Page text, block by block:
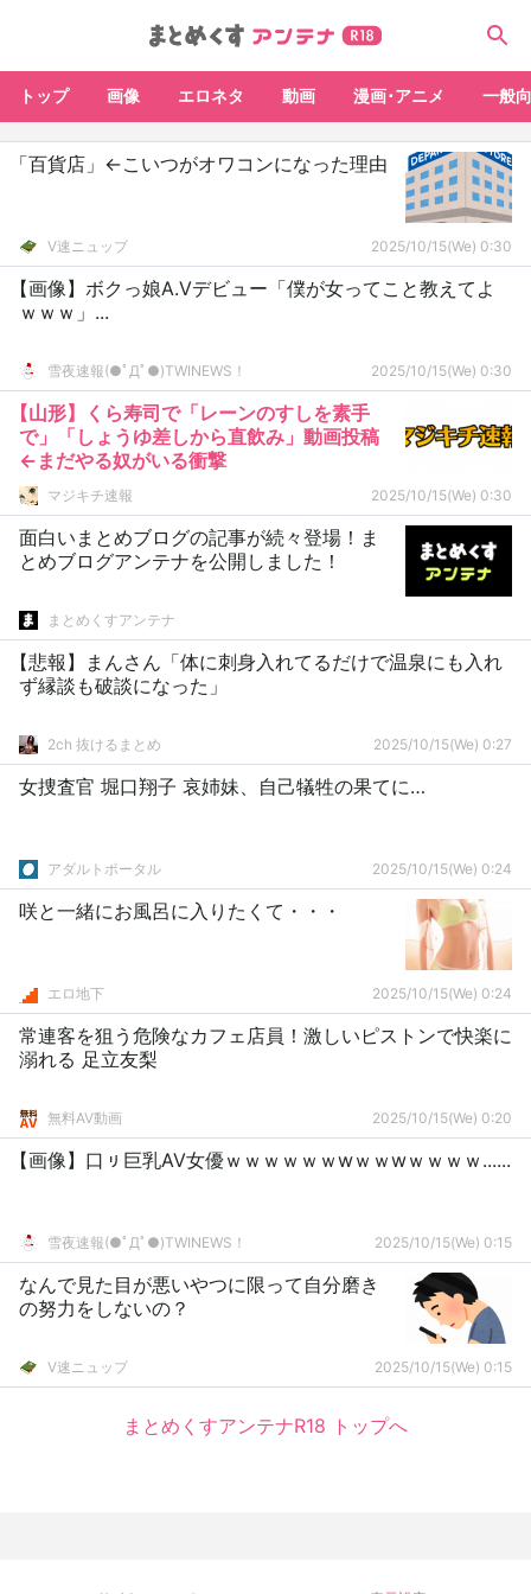
トップ 画像 エロネタ 動画 漫画･アニメ 一般
「百貨店」←こいつがオワコンになった理由
V速ニュップ 2025/10/15(We) 0:30
【画像】ボクっ娘A.Vデビュー「僕が女ってこと教えてよ
ｗｗｗ」...
雪夜速報(●ﾟДﾟ●)TWINEWS！ 2025/10/15(We) 0:30
【山形】くら寿司で「レーンのすしを素手
で」「しょうゆ差しから直飲み」動画投稿
←まだやる奴がいる衝撃
マジキチ速報 2025/10/15(We) 0:30
面白いまとめブログの記事が続々登場！ま
とめブログアンテナを公開しました！
まとめくすアンテナ
【悲報】まんさん「体に刺身入れてるだけで温泉にも入れ
ず縁談も破談になった」
2ch 抜けるまとめ 2025/10/15(We) 0:27
女捜査官 堀口翔子 哀姉妹、自己犠牲の果てに…
アダルトポータル 2025/10/15(We) 0:24
咲と一緒にお風呂に入りたくて・・・
エロ地下 2025/10/15(We) 0:24
常連客を狙う危険なカフェ店員！激しいピストンで快楽に
溺れる 足立友梨
無料AV動画 2025/10/15(We) 0:20
【画像】口ㇼ巨乳AV女優ｗｗｗｗｗｗwｗｗwｗｗｗｗ......
雪夜速報(●ﾟДﾟ●)TWINEWS！ 2025/10/15(We) 0:15
なんで見た目が悪いやつに限って自分磨き
の努力をしないの？
V速ニュップ 2025/10/15(We) 0:15
まとめくすアンテナR18 トップへ